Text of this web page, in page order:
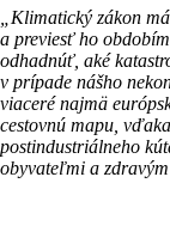
„Klimatický zákon
a previesť ho
odhadnúť, aké
v prípade nášho
viaceré najmä
cestovnú mapu,
postindustriálneho
obyvateľmi a